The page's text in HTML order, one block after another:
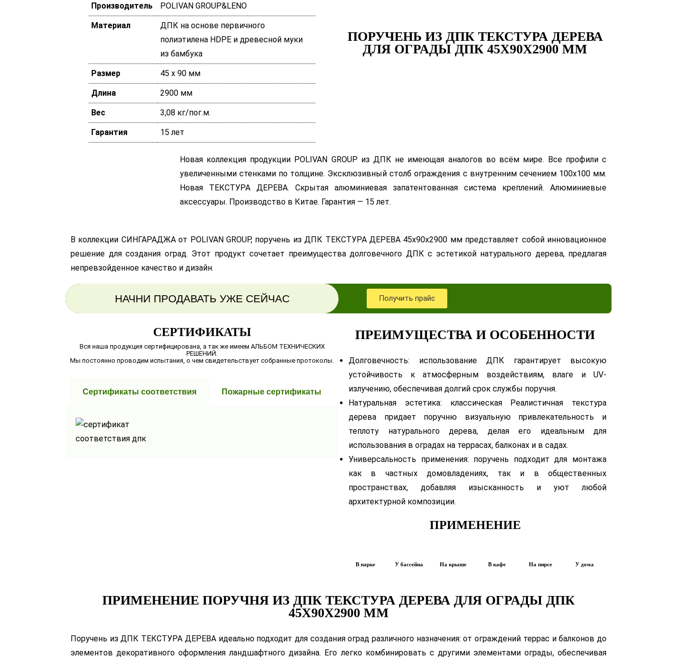
Производитель POLIVAN GROUP&LENO
Материал
ДПК на основе первичного
полиэтилена HDPE и древесной муки
из бамбука
Размер 45 х 90 мм
Длина 2900 мм
Вес 3,08 кг/пог.м.
Гарантия 15 лет
ПОРУЧЕНЬ ИЗ ДПК ТЕКСТУРА ДЕРЕВА
ДЛЯ ОГРАДЫ ДПК 45Х90Х2900 ММ
Новая коллекция продукции POLIVAN GROUP из ДПК не имеющая аналогов во всём мире. Все профили с
увеличенными стенками по толщине. Эксклюзивный столб ограждения с внутренним сечением 100х100 мм.
Новая ТЕКСТУРА ДЕРЕВА. Скрытая алюминиевая запатентованная система креплений. Алюминиевые
аксессуары. Производство в Китае. Гарантия — 15 лет.
В коллекции СИНГАРАДЖА от POLIVAN GROUP, поручень из ДПК ТЕКСТУРА ДЕРЕВА 45х90х2900 мм представляет собой инновационное
решение для создания оград. Этот продукт сочетает преимущества долговечного ДПК с эстетикой натурального дерева, предлагая
непревзойденное качество и дизайн.
НАЧНИ ПРОДАВАТЬ УЖЕ СЕЙЧАС Получить прайс
СЕРТИФИКАТЫ
Вся наша продукция сертифицирована, а так же имеем АЛЬБОМ ТЕХНИЧЕСКИХ
РЕШЕНИЙ.
Мы постоянно проводим испытания, о чем свидетельствует собранные протоколы.
Сертификаты соответствия Пожарные сертификаты
ПРЕИМУЩЕСТВА И ОСОБЕННОСТИ
Долговечность: использование ДПК гарантирует высокую
устойчивость к атмосферным воздействиям, влаге и UV-
излучению, обеспечивая долгий срок службы поручня.
Натуральная эстетика: классическая Реалистичная текстура
дерева придает поручню визуальную привлекательность и
теплоту натурального дерева, делая его идеальным для
использования в оградах на террасах, балконах и в садах.
Универсальность применения: поручень подходит для монтажа
как в частных домовладениях, так и в общественных
пространствах, добавляя изысканность и уют любой
архитектурной композиции.
ПРИМЕНЕНИЕ
В парке У бассейна На крыше В кафе На пирсе У дома
ПРИМЕНЕНИЕ ПОРУЧНЯ ИЗ ДПК ТЕКСТУРА ДЕРЕВА ДЛЯ ОГРАДЫ ДПК
45Х90Х2900 ММ
Поручень из ДПК ТЕКСТУРА ДЕРЕВА идеально подходит для создания оград различного назначения: от ограждений террас и балконов до
элементов декоративного оформления ландшафтного дизайна. Его легко комбинировать с другими элементами ограды, обеспечивая